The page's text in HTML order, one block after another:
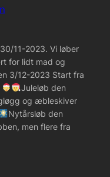
11-2023. Vi løber
for lidt mad og
3/12-2023 Start fra
Juleløb den
og æbleskiver
Nytårsløb den
men flere fra